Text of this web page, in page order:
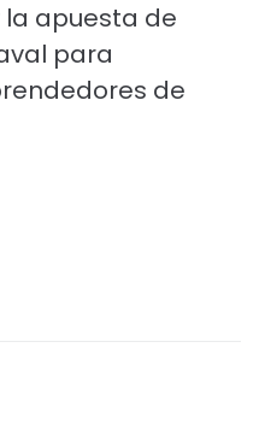
apuesta de
para
de